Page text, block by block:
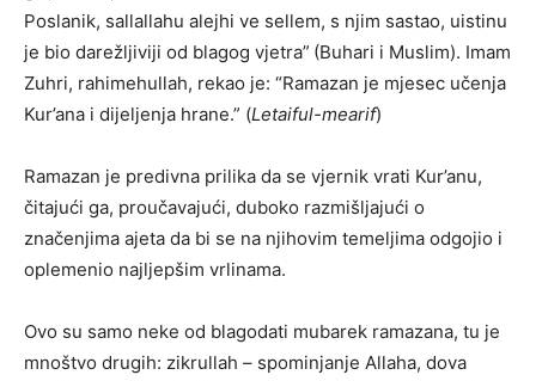
Poslanik, sallallahu alejhi ve sellem, s njim sastao, uistinu
je bio darežljiviji od blagog vjetra” (Buhari i Muslim). Imam
Zuhri, rahimehullah, rekao je: “Ramazan je mjesec učenja
Kur’ana i dijeljenja hrane.” (Letaiful-mearif)
Ramazan je predivna prilika da se vjernik vrati Kur’anu,
čitajući ga, proučavajući, duboko razmišljajući o
značenjima ajeta da bi se na njihovim temeljima odgojio i
oplemenio najljepšim vrlinama.
Ovo su samo neke od blagodati mubarek ramazana, tu je
mnoštvo drugih: zikrullah – spominjanje Allaha, dova